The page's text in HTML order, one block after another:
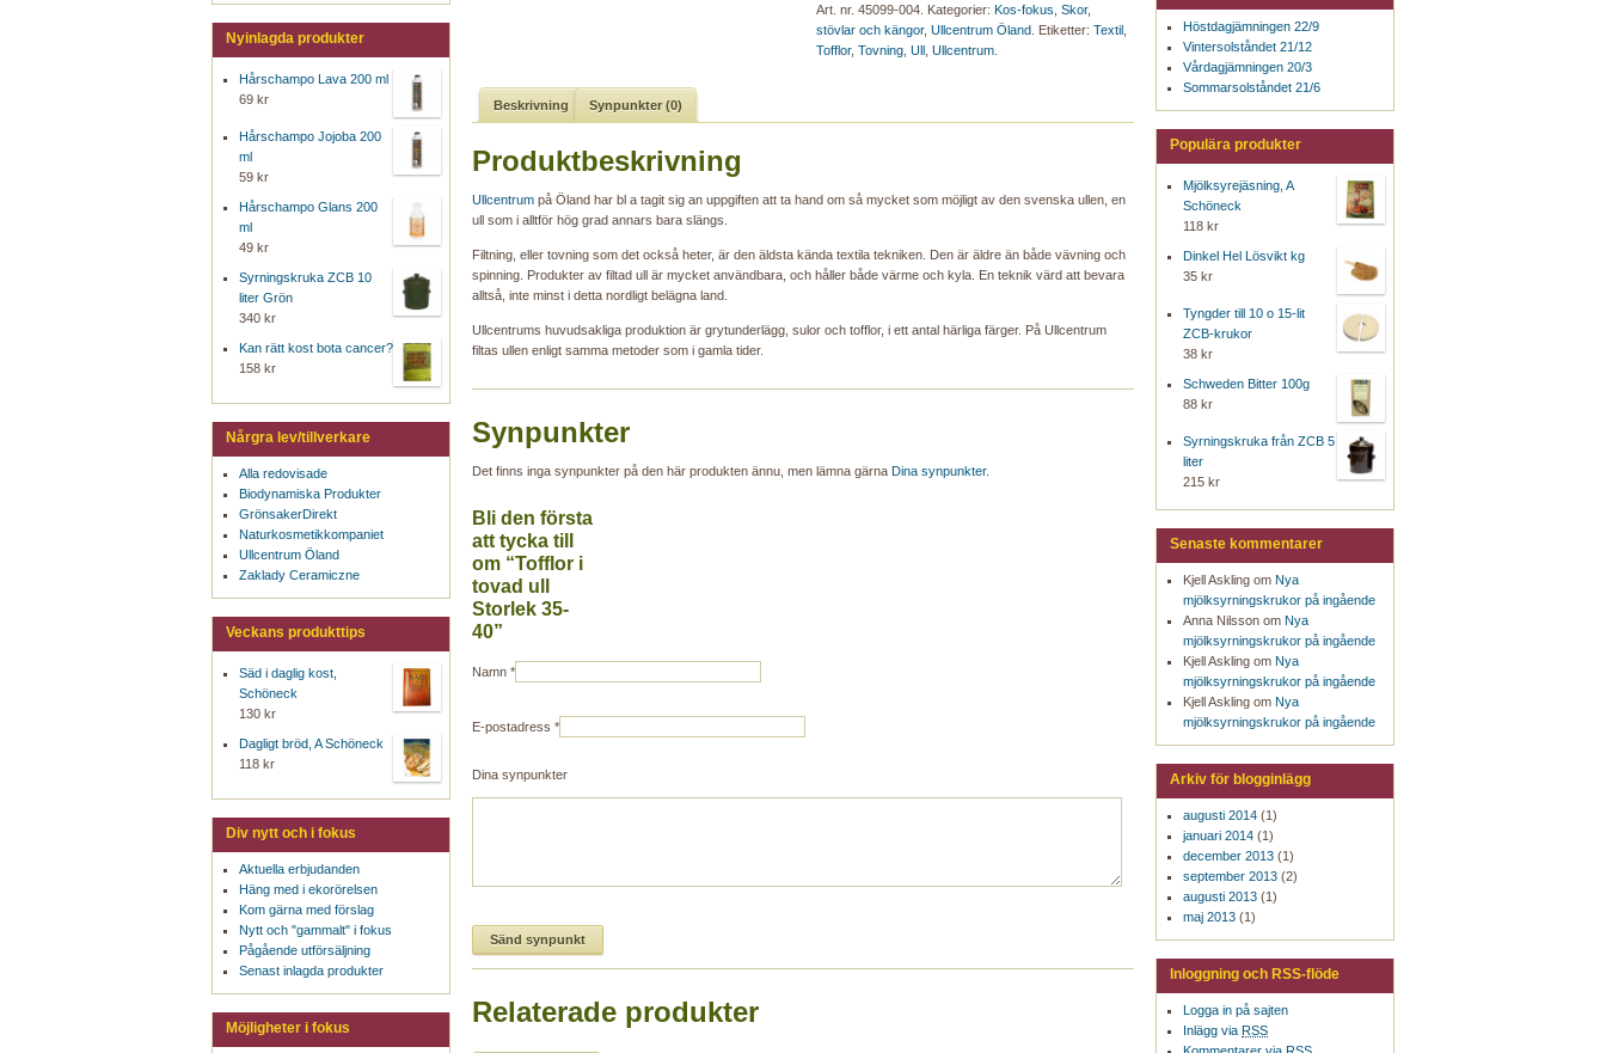
Art. nr.45099-004 Kategorier: Kos-fokus ,Skor,
stövlar och kängor,Ullcentrum Öland Etiketter:Textil
Tofflor,Tovning ,Ull ,Ullcentrum
Beskrivning Synpunkter (0)
Produktbeskrivning
Ullcentrum på Öland har bl a tagit sig an uppgiften att ta hand om så mycket som möjligt av den svenska ullen, en
ull som i alltför hög grad annars bara slängs.
Filtning, eller tovning som det också heter, är den äldsta kända textila tekniken. Den är äldre än både vävning och
spinning. Produkter av filtad ull är mycket användbara, och håller både värme och kyla. En teknik värd att bevara
alltså, inte minst i detta nordligt belägna land.
Ullcentrums huvudsakliga produktion är grytunderlägg, sulor och tofflor, i ett antal härliga färger. På Ullcentrum
filtas ullen enligt samma metoder som i gamla tider.
Synpunkter
Det finns inga synpunkter på den här produkten ännu, men lämna gärna Dina synpunkter.
Bli den första
att tycka till
om “Tofflor i
tovad ull
Storlek 35-
40”
Namn *
E-postadress *
Dina synpunkter
Relaterade produkter
Nyinlagda produkter
Hårschampo Lava 200 ml
69 kr
Hårschampo Jojoba 200
ml
59 kr
Hårschampo Glans 200
ml
49 kr
Syrningskruka ZCB 10
liter Grön
340 kr
Kan rätt kost bota cancer?
158 kr
Nårgra lev/tillverkare
Alla redovisade
Biodynamiska Produkter
GrönsakerDirekt
Naturkosmetikkompaniet
Ullcentrum Öland
Zaklady Ceramiczne
Veckans produkttips
Säd i daglig kost,
Schöneck
130 kr
Dagligt bröd, A Schöneck
118 kr
Div nytt och i fokus
Aktuella erbjudanden
Häng med i ekorörelsen
Kom gärna med förslag
Nytt och "gammalt" i fokus
Pågående utförsäljning
Senast inlagda produkter
Möjligheter i fokus
Höstdagjämningen 22/9
Vintersolståndet 21/12
Vårdagjämningen 20/3
Sommarsolståndet 21/6
Populära produkter
Mjölksyrejäsning, A
Schöneck
118 kr
Dinkel Hel Lösvikt kg
35 kr
Tyngder till 10 o 15-lit
ZCB-krukor
38 kr
Schweden Bitter 100g
88 kr
Syrningskruka från ZCB 5
liter
215 kr
Senaste kommentarer
Kjell Askling om Nya
mjölksyrningskrukor på ingående
Anna Nilsson om Nya
mjölksyrningskrukor på ingående
Kjell Askling om Nya
mjölksyrningskrukor på ingående
Kjell Askling om Nya
mjölksyrningskrukor på ingående
Arkiv för blogginlägg
augusti 2014 (1)
januari 2014 (1)
december 2013 (1)
september 2013 (2)
augusti 2013 (1)
maj 2013 (1)
Inloggning och RSS-flöde
Logga in på sajten
Inlägg via RSS